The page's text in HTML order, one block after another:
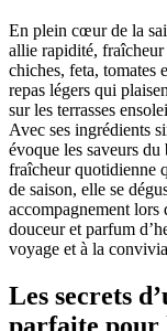
En plein cœur de la
allie rapidité, fraîcheur
chiches, feta, tomates
repas légers qui
sur les terrasses
Avec ses ingrédients
évoque les saveurs du
fraîcheur quotidienne
de saison, elle se
accompagnement lors
douceur et parfum
voyage et à la
Les secrets